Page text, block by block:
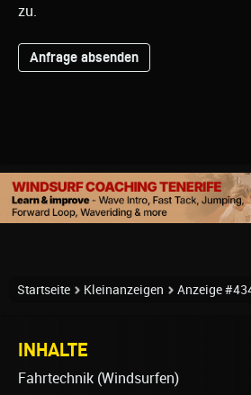
zu.
Startseite Kleinanzeigen Anzeige
INHALTE
Fahrtechnik (Windsurfen)